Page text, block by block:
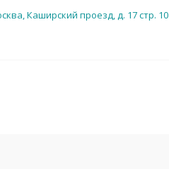
Каширский проезд, д. 17 стр. 10